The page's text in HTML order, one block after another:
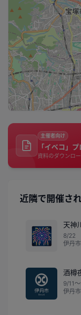
主催者向け
「イベコ」
資料のダウンロ
近隣で開催さ
🎆
天神
8/22
伊丹市
酒樽
9/11
伊丹市